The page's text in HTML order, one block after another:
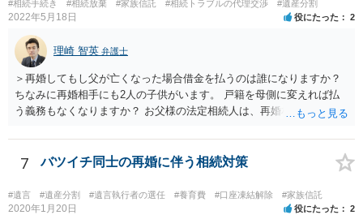
#相続手続き #相続放棄 #家族信託 #相続トラブルの代理交渉 #遺産分割
2022年5月18日 役にたった 2
理崎 智英 弁護士
＞再婚してもし父が亡くなった場合借金を払うのは誰になりますか？
ちなみに再婚相手にも2人の子供がいます。 戸籍を母側に変えれば払
う義務もなくなりますか？ お父様の法定相続人は、再婚相手とご相談
戸籍がどこにあるのかは関係ありません。 ただし、お父様が亡くなっ
たことを知ってから３か月以内に家庭裁判所にて「相続放棄」の手続
7 バツイチ同士の再婚に伴う相続対策
#遺言 #遺産分割 #遺言執行者の選任 #養育費 #口座凍結解除 #家族信託
2020年1月20日 役にたった 2